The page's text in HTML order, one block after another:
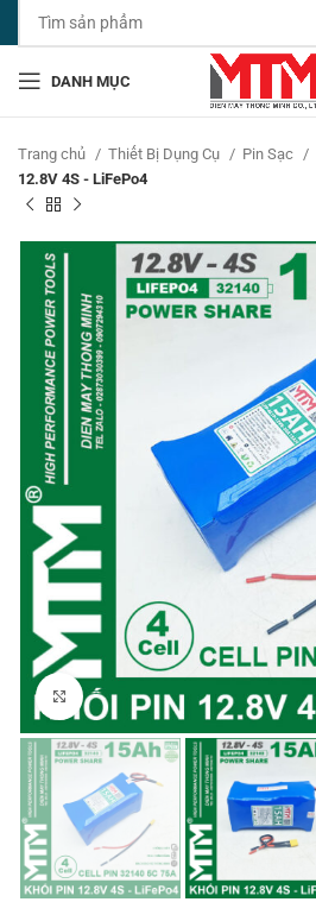
DANH MỤC
Trang chủ Thiết Bị Dụng Cụ Pin Sạc
12.8V 4S - LiFePo4
Click to enlarge